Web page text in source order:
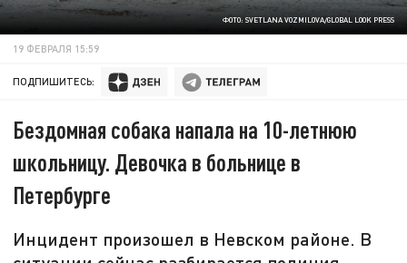
ФОТО: SVETLANA VOZMILOVA/GLOBAL LOOK PRESS
19 ФЕВРАЛЯ 15:59
ПОДПИШИТЕСЬ:
Бездомная собака напала на 10-летнюю
школьницу. Девочка в больнице в
Петербурге
Инцидент произошел в Невском районе. В